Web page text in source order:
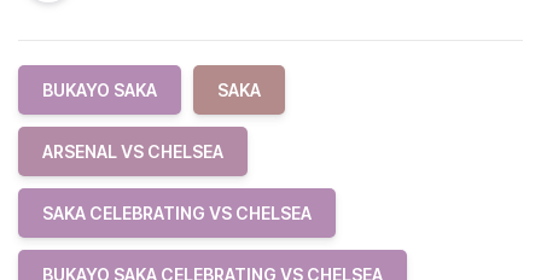
BUKAYO SAKA SAKA
ARSENAL VS CHELSEA
SAKA CELEBRATING VS CHELSEA
BUKAYO SAKA CELEBRATING VS CHELSEA